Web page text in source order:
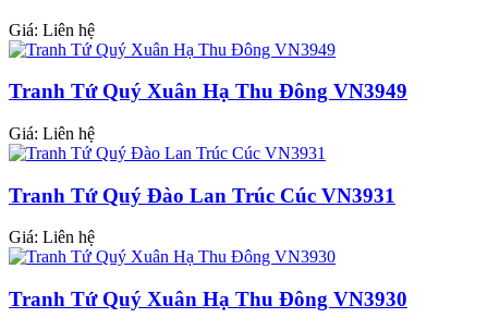
Giá: Liên hệ
Tranh Tứ Quý Xuân Hạ Thu Đông VN3949
Giá: Liên hệ
Tranh Tứ Quý Đào Lan Trúc Cúc VN3931
Giá: Liên hệ
Tranh Tứ Quý Xuân Hạ Thu Đông VN3930